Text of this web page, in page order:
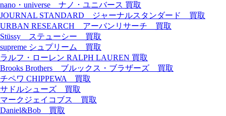
nano・universe ナノ ･ ユニバース 買取
JOURNAL STANDARD ジャーナルスタンダード 買取
URBAN RESEARCH アーバンリサーチ 買取
Stüssy ステューシー 買取
supreme シュプリーム 買取
ラルフ・ローレン RALPH LAUREN 買取
Brooks Brothers ブルックス・ブラザーズ 買取
チペワ CHIPPEWA 買取
サドルシューズ 買取
マークジェイコブス 買取
Daniel&Bob 買取